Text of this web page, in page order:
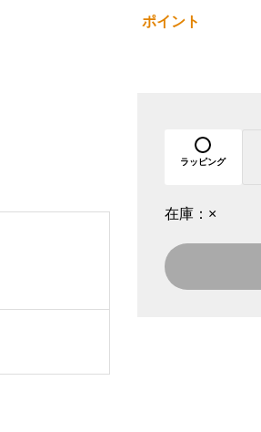
ポイント
ラッピング
在庫： ×